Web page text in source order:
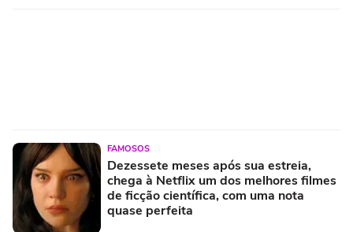
FAMOSOS
Dezessete meses após sua estreia,
chega à Netflix um dos melhores filmes
de ficção científica, com uma nota
quase perfeita